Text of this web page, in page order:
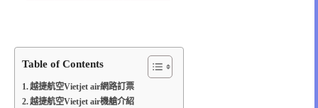
Table of Contents
越捷航空Vietjet air網路訂票
越捷航空Vietjet air機艙介紹